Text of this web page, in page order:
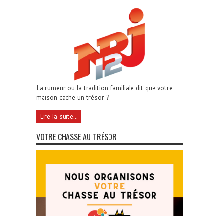
La rumeur ou la tradition familiale dit que votre
maison cache un trésor ?
Lire la suite...
VOTRE CHASSE AU TRÉSOR